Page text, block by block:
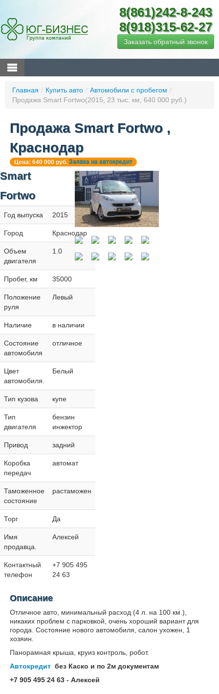
8(861)242-8-243
8(918)315-62-27
Заказать обратный звонок
Главная / Купить авто / Автомобили с пробегом /
Продажа Smart Fortwo(2015, 23 тыс. км, 640 000 руб.)
Продажа Smart Fortwo ,
Краснодар
Цена: 640 000 руб. Заявка на автокредит
Smart
Fortwo
Год выпуска 2015
Город Краснодар
Объем
двигателя
1.0
Пробег, км 35000
Положение
руля
Левый
Наличие в наличии
Состояние
автомобиля
отличное
Цвет
автомобиля.
Белый
Тип кузова купе
Тип
двигателя
бензин
инжектор
Привод задний
Коробка
передач
автомат
Таможенное
состояние
растаможен
Торг Да
Имя
продавца.
Алексей
Контактный
телефон
+7 905 495
24 63
Описание
Отличное авто, минимальный расход (4 л. на 100 км.),
никаких проблем с парковкой, очень хороший вариант для
города. Состояние нового автомобиля, салон ухожен, 1
хозяин.
Панорамная крыша, круиз контроль, робот.
Автокредитбез Каско и по 2м документам
+7 905 495 24 63 - Алексей